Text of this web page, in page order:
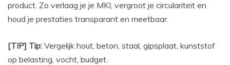
product. Zo verlaag je je MKI, vergroot je circulariteit en
houd je prestaties transparant en meetbaar.
[TIP] Tip: Vergelijk hout, beton, staal, gipsplaat, kunststof
op belasting, vocht, budget.